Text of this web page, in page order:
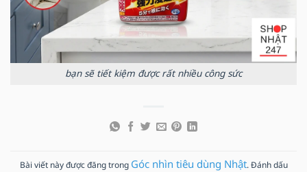
bạn sẽ tiết kiệm được rất nhiều công sức
Bài viết này được đăng trong Góc nhìn tiêu dùng Nhật. Đánh dấu